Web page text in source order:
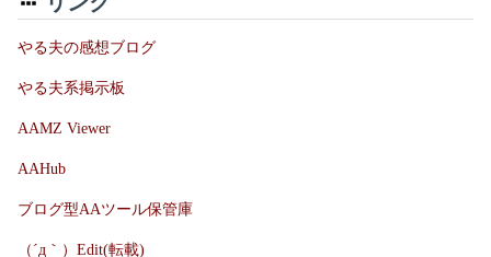
やる夫の感想ブログ
やる夫系掲示板
AAMZ Viewer
AAHub
ブログ型AAツール保管庫
（´д｀）Edit(転載)